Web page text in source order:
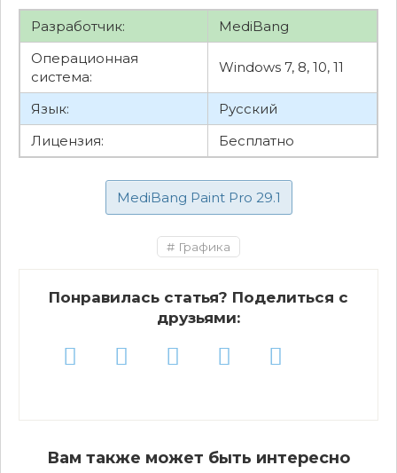
Разработчик:
MediBang
Операционная
система:
Windows 7, 8, 10, 11
Язык:
Русский
Лицензия:
Бесплатно
MediBang Paint Pro 29.1
Графика
Понравилась статья? Поделиться с
друзьями:
Вам также может быть интересно